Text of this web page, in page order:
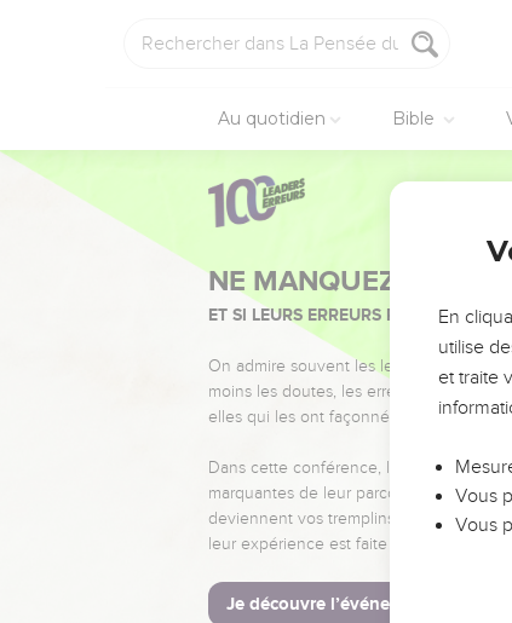
Au quotidien Bible
NE MANQUEZ PAS
ET SI LEURS ERREURS POUVAIENT
On admire souvent les leaders pour
moins les doutes, les erreurs et les
elles qui les ont façonnés.
Dans cette conférence, leaders,
marquantes de leur parcours et les clés
deviennent vos tremplins. Que vous
leur expérience est faite pour vous.
Je découvre l’événement
En
utilise
et traite
Vous
Vous